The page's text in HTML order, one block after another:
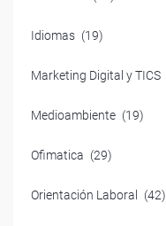
Idiomas (19)
Marketing Digital y TICS
Medioambiente (19)
Ofimatica (29)
Orientación Laboral (42)